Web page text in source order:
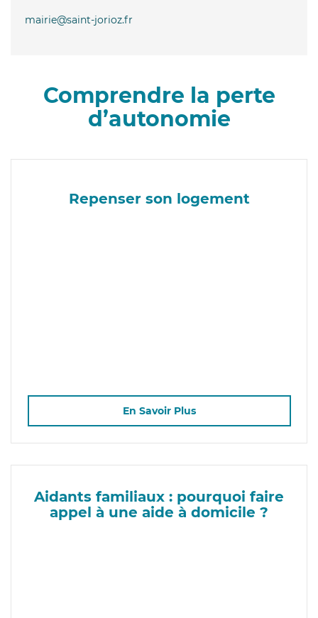
mairie@saint-jorioz.fr
Comprendre la perte
d’autonomie
Repenser son logement
En Savoir Plus
Aidants familiaux : pourquoi faire
appel à une aide à domicile ?